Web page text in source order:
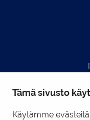
Tämä sivusto
Käytämme